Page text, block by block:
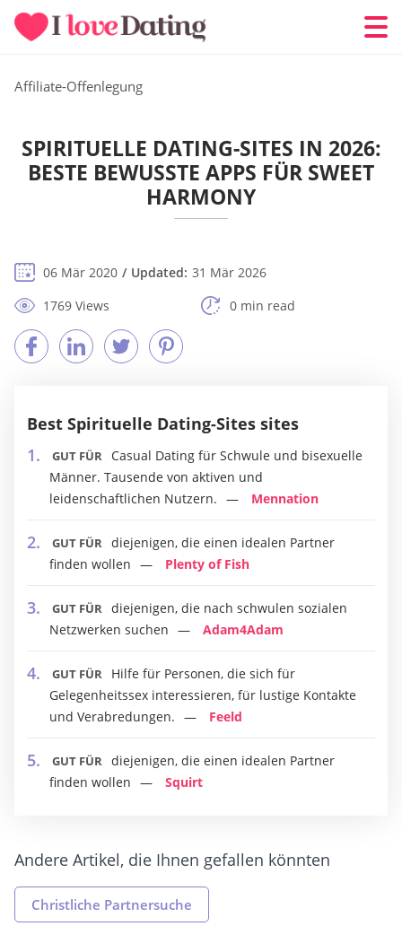
Affiliate-Offenlegung
SPIRITUELLE DATING-SITES IN 2026:
BESTE BEWUSSTE APPS FÜR SWEET
HARMONY
06 Mär 2020 Updated: 31 Mär 2026
1769 Views
0 min read
Best Spirituelle Dating-Sites sites
GUT FÜR
Casual Dating für Schwule und bisexuelle
Männer. Tausende von aktiven und
leidenschaftlichen Nutzern.
Mennation
GUT FÜR diejenigen, die einen idealen Partner
finden wollen
Plenty of Fish
GUT FÜR diejenigen, die nach schwulen sozialen
Netzwerken suchen
Adam4Adam
GUT FÜR
Hilfe für Personen, die sich für
Gelegenheitssex interessieren, für lustige Kontakte
und Verabredungen.
Feeld
GUT FÜR diejenigen, die einen idealen Partner
finden wollen
Squirt
Andere Artikel, die Ihnen gefallen könnten
Christliche Partnersuche